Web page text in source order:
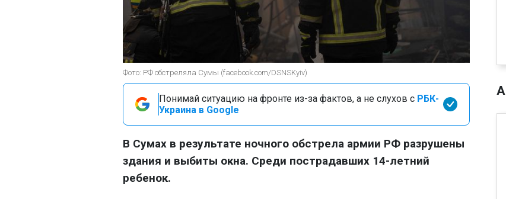
Фото: РФ обстреляла Сумы (facebook.com/DSNSKyiv)
Понимай ситуацию на фронте из-за фактов, а не слухов с РБК-
Украина в Google
В Сумах в результате ночного обстрела армии РФ разрушены
здания и выбиты окна. Среди пострадавших 14-летний
ребенок.